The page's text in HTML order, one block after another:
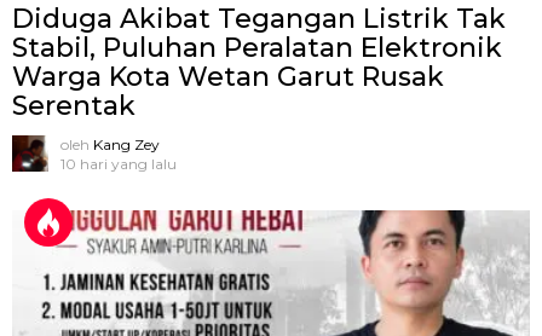
Diduga Akibat Tegangan Listrik Tak
Stabil, Puluhan Peralatan Elektronik
Warga Kota Wetan Garut Rusak
Serentak
oleh Kang Zey
10 hari yang lalu